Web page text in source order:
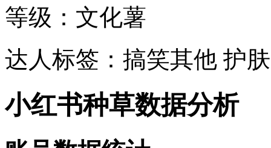
等级：文化薯
达人标签：搞笑其他 护
小红书种草数据分析